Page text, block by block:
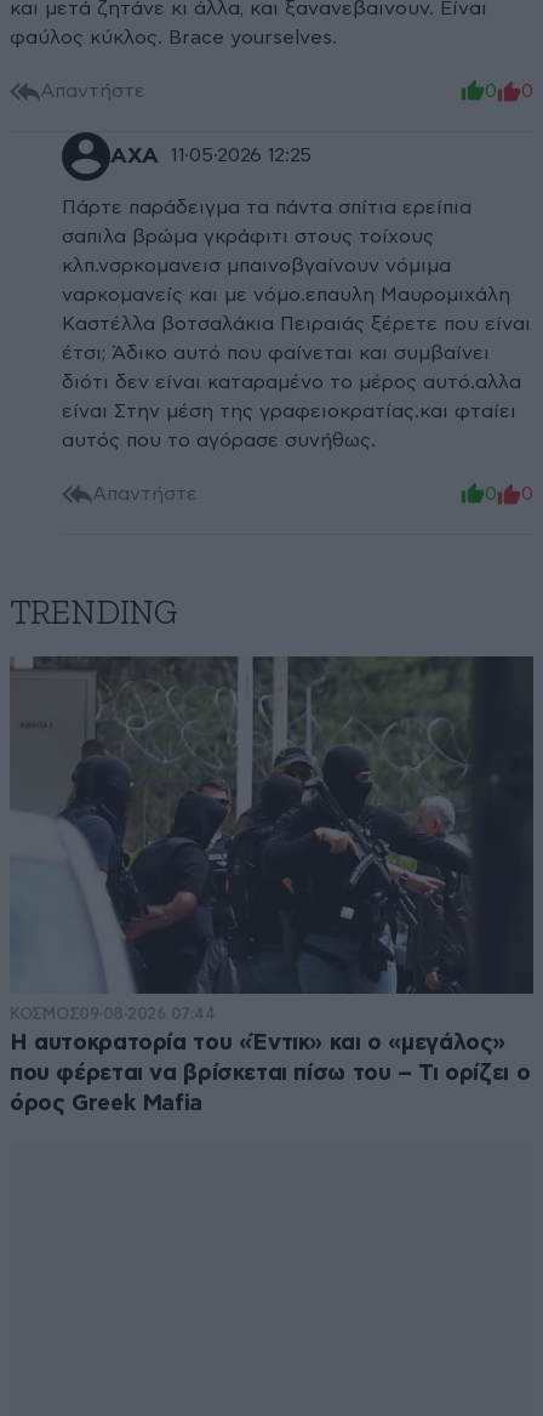
και μετά ζητάνε κι άλλα, και ξανανεβαινουν. Είναι
φαύλος κύκλος. Brace yourselves.
Απαντήστε 0 0
ΑΧΑ 11·05·2026 12:25
Πάρτε παράδειγμα τα πάντα σπίτια ερείπια
σαπιλα βρώμα γκράφιτι στους τοίχους
κλπ.νσρκομανεισ μπαινοβγαίνουν νόμιμα
ναρκομανείς και με νόμο.επαυλη Μαυρομιχάλη
Καστέλλα βοτσαλάκια Πειραιάς ξέρετε που είναι
έτσι; Άδικο αυτό που φαίνεται και συμβαίνει
διότι δεν είναι καταραμένο το μέρος αυτό.αλλα
είναι Στην μέση της γραφειοκρατίας.και φταίει
αυτός που το αγόρασε συνήθως.
Απαντήστε 0 0
TRENDING
ΚΟΣΜΟΣ09·08·2026 07:44
Η αυτοκρατορία του «Έντικ» και ο «μεγάλος»
που φέρεται να βρίσκεται πίσω του – Τι ορίζει ο
όρος Greek Mafia